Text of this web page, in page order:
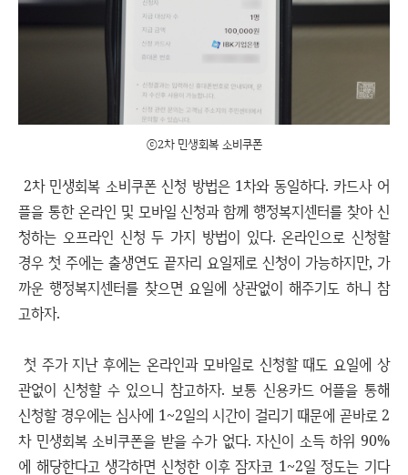
ⓒ2차 민생회복 소비쿠폰
2차 민생회복 소비쿠폰 신청 방법은 1차와 동일하다. 카드사 어
플을 통한 온라인 및 모바일 신청과 함께 행정복지센터를 찾아 신
청하는 오프라인 신청 두 가지 방법이 있다. 온라인으로 신청할
경우 첫 주에는 출생연도 끝자리 요일제로 신청이 가능하지만, 가
까운 행정복지센터를 찾으면 요일에 상관없이 해주기도 하니 참
고하자.
첫 주가 지난 후에는 온라인과 모바일로 신청할 때도 요일에 상
관없이 신청할 수 있으니 참고하자. 보통 신용카드 어플을 통해
신청할 경우에는 심사에 1~2일의 시간이 걸리기 때문에 곧바로 2
차 민생회복 소비쿠폰을 받을 수가 없다. 자신이 소득 하위 90%
에 해당한다고 생각하면 신청한 이후 잠자코 1~2일 정도는 기다